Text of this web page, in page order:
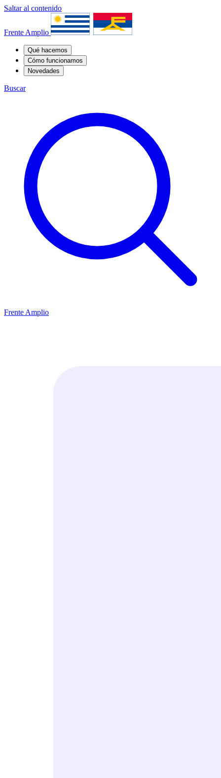
Saltar al contenido
Frente Amplio
Qué hacemos
Cómo funcionamos
Novedades
Buscar
Frente Amplio